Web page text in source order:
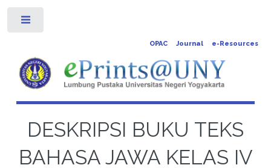
OPAC Journal e-Resources
DESKRIPSI BUKU TEKS
BAHASA JAWA KELAS IV